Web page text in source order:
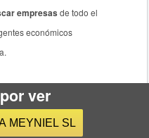
empresas de todo el
económicos
ver
MEYNIEL SL